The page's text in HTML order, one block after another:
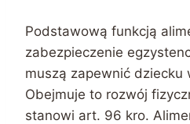
Podstawową funkcją
zabezpieczenie
muszą zapewnić dziecku
Obejmuje to rozwój
stanowi art. 96 kro.